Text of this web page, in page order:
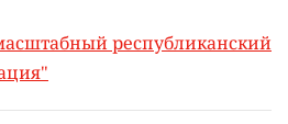
республиканский